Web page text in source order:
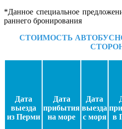
*Данное специальное
раннего бронирования
СТОИМОСТЬ
Дата
выезда
из Перми
Дата
прибытия
на море
Дата
выезда
с моря
в